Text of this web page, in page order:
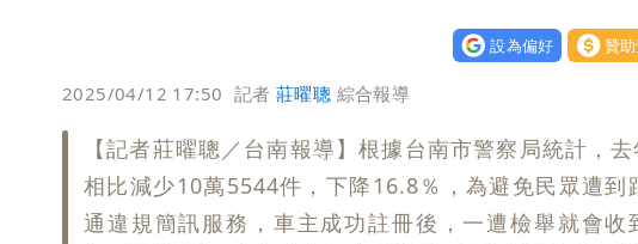
設為偏好 贊助
2025/04/12 17:50 記者莊曜聰 綜合報導
【記者莊曜聰／台南報導】根據台南市警察局統計，
相比減少10萬5544件，下降16.8％，為避免民眾遭
通違規簡訊服務，車主成功註冊後，一遭檢舉就會